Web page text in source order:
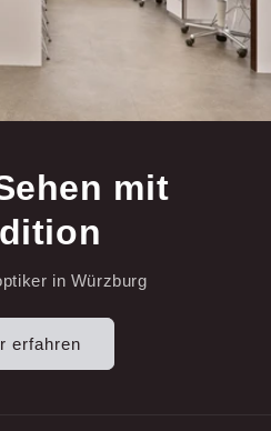
mit
in Würzburg
erfahren